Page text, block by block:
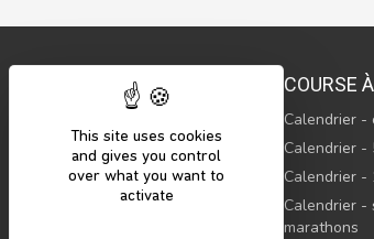
This site uses cookies
and gives you control
over what you want to
activate
© 2023 Sports’N Connect, SAS
Tous droits réservés
Sports’N Connect, c’est le
COURSE
Calendrier -
Calendrier -
Calendrier -
Calendrier -
marathons